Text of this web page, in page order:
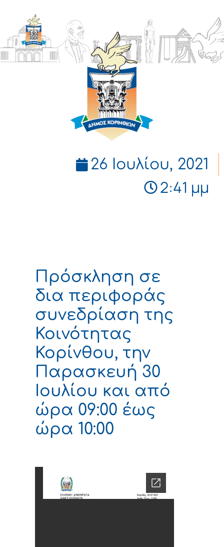
ΔΗΜΟΣ
ΚΟΡΙΝΘΙΩΝ
26 Ιουλίου, 2021
2:41 μμ
Πρόσκληση σε
δια περιφοράς
συνεδρίαση της
Κοινότητας
Κορίνθου, την
Παρασκευή 30
Ιουλίου και από
ώρα 09:00 έως
ώρα 10:00